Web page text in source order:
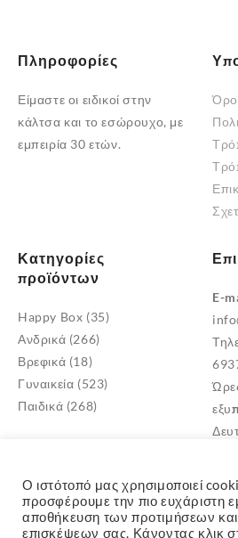
επιλεγούν
σελίδα
του
προϊόντος
Πληροφορίες
Είμαστε οι ειδικοί στην
κάλτσα και το εσώρουχο, με
εμπειρία 30 ετών.
Κατηγορίες
προϊόντων
Happy Box (35)
Ανδρικά (266)
Βρεφικά (18)
Γυναικεία (523)
Παιδικά (268)
E-
TK:
Ο ιστότοπό μας χρησιμοποιεί
προσφέρουμε την πιο ευχάριστη
αποθήκευση των προτιμήσεων
επισκέψεων σας. Κάνοντας κλικ